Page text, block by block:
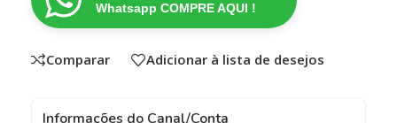
Whatsapp COMPRE AQUI !
Comparar Adicionar à lista de desejos
Informações do Canal/Conta